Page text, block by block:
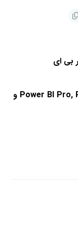
آشنایی با تفاوت‌‌های Power BI Pro, Power BI Desktop و